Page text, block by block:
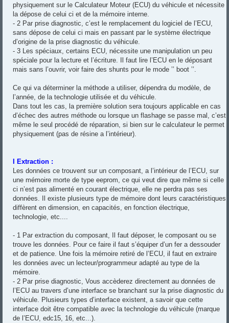
physiquement sur le Calculateur Moteur (ECU) du véhicule et nécessite
la dépose de celui ci et de la mémoire interne.
- 2 Par prise diagnostic, c’est le remplacement du logiciel de l’ECU,
sans dépose de celui ci mais en passant par le système électrique
d’origine de la prise diagnostic du véhicule.
- 3 Les spéciaux, certains ECU, nécessite une manipulation un peu
spéciale pour la lecture et l’écriture. Il faut lire l’ECU en le déposant
mais sans l’ouvrir, voir faire des shunts pour le mode ’’ boot ’’.
Ce qui va déterminer la méthode a utiliser, dépendra du modèle, de
l’année, de la technologie utilisée et du véhicule.
Dans tout les cas, la première solution sera toujours applicable en cas
d’échec des autres méthode ou lorsque un flashage se passe mal, c’est
même le seul procédé de réparation, si bien sur le calculateur le permet
physiquement (pas de résine a l’intérieur).
I Extraction :
Les données ce trouvent sur un composant, a l’intérieur de l’ECU, sur
une mémoire morte de type eeprom, ce qui veut dire que même si celle
ci n’est pas alimenté en courant électrique, elle ne perdra pas ses
données. Il existe plusieurs type de mémoire dont leurs caractéristiques
diffèrent en dimension, en capacités, en fonction électrique,
technologie, etc....
- 1 Par extraction du composant, Il faut déposer, le composant ou se
trouve les données. Pour ce faire il faut s’équiper d’un fer a dessouder
et de patience. Une fois la mémoire retiré de l’ECU, il faut en extraire
les données avec un lecteur/programmeur adapté au type de la
mémoire.
- 2 Par prise diagnostic, Vous accèderez directement au données de
l’ECU au travers d’une interface se branchant sur la prise diagnostic du
véhicule. Plusieurs types d’interface existent, a savoir que cette
interface doit être compatible avec la technologie du véhicule (marque
de l’ECU, edc15, 16, etc...).